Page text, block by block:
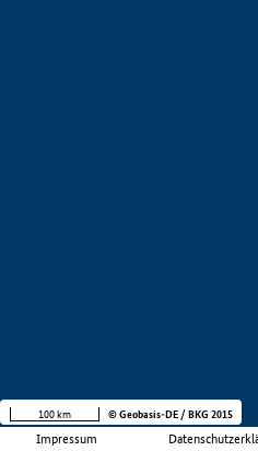
Impressum
100 km © Geobasis-DE / BKG 2015